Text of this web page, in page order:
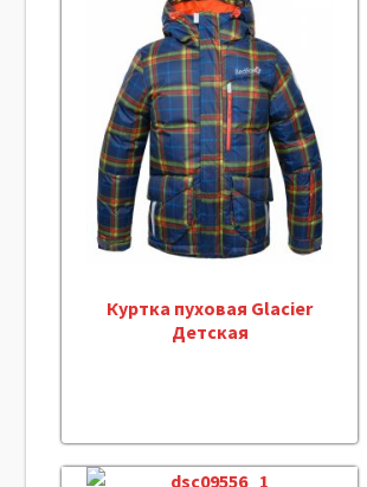
Куртка пуховая Glacier
Детская